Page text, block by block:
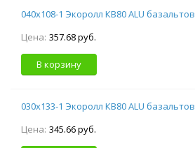
040х108-1 Экоролл КВ80 ALU
Цена: 357.68 руб.
В корзину
030х133-1 Экоролл КВ80 ALU
Цена: 345.66 руб.